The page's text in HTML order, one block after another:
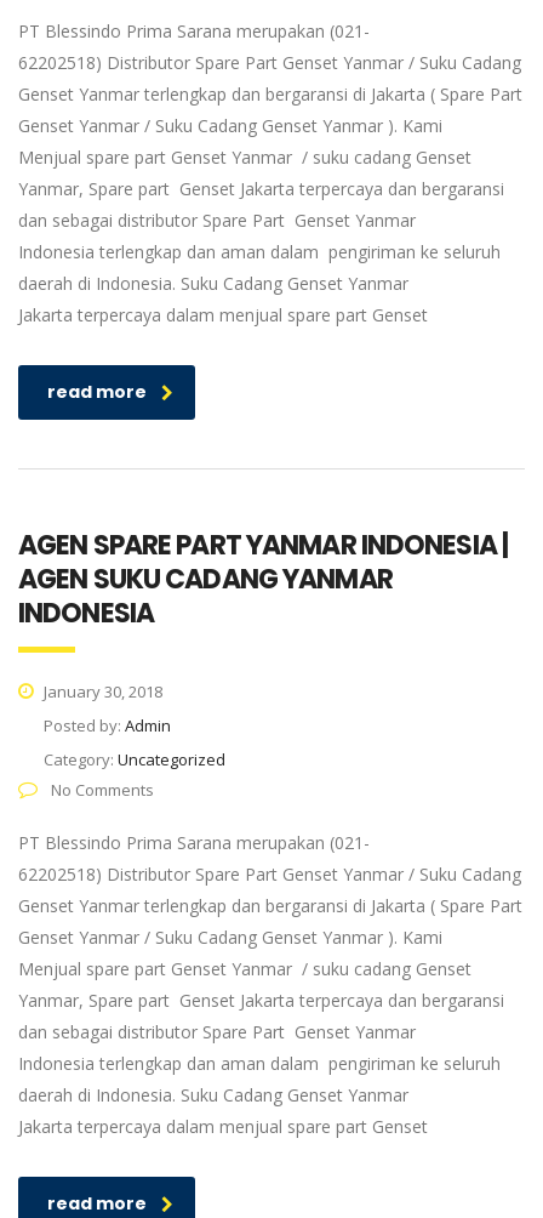
PT Blessindo Prima Sarana merupakan (021-
62202518) Distributor Spare Part Genset Yanmar / Suku Cadang
Genset Yanmar terlengkap dan bergaransi di Jakarta ( Spare Part
Genset Yanmar / Suku Cadang Genset Yanmar ). Kami
Menjual spare part Genset Yanmar / suku cadang Genset
Yanmar, Spare part Genset Jakarta terpercaya dan bergaransi
dan sebagai distributor Spare Part Genset Yanmar
Indonesia terlengkap dan aman dalam pengiriman ke seluruh
daerah di Indonesia. Suku Cadang Genset Yanmar
Jakarta terpercaya dalam menjual spare part Genset
read more
AGEN SPARE PART YANMAR INDONESIA |
AGEN SUKU CADANG YANMAR
INDONESIA
January 30, 2018
Posted by: Admin
Category: Uncategorized
No Comments
PT Blessindo Prima Sarana merupakan (021-
62202518) Distributor Spare Part Genset Yanmar / Suku Cadang
Genset Yanmar terlengkap dan bergaransi di Jakarta ( Spare Part
Genset Yanmar / Suku Cadang Genset Yanmar ). Kami
Menjual spare part Genset Yanmar / suku cadang Genset
Yanmar, Spare part Genset Jakarta terpercaya dan bergaransi
dan sebagai distributor Spare Part Genset Yanmar
Indonesia terlengkap dan aman dalam pengiriman ke seluruh
daerah di Indonesia. Suku Cadang Genset Yanmar
Jakarta terpercaya dalam menjual spare part Genset
read more